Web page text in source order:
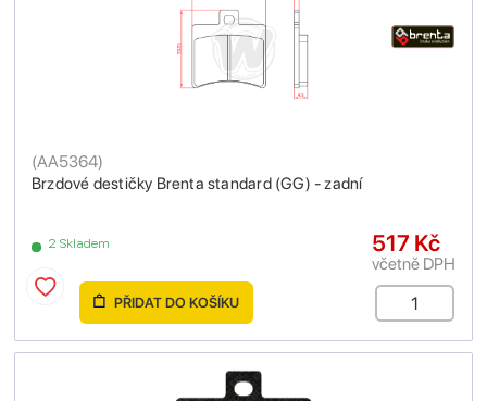
Brzdové destičky Brenta standard (GG) - zadní
(AA5364)
2 Skladem 517 Kč
včetně DPH
PŘIDAT DO KOŠÍKU